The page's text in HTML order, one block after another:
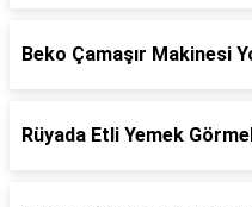
Beko Çamaşır Makinesi
Rüyada Etli Yemek